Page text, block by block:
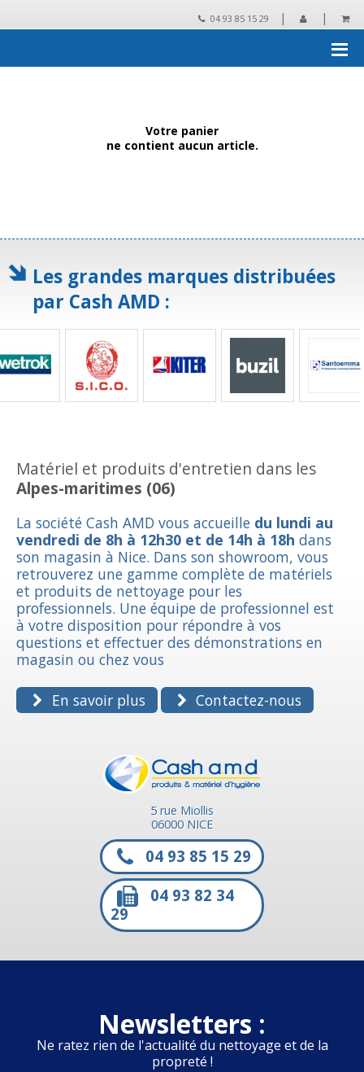
04 93 85 15 29 | |
Votre panier
ne contient aucun article.
Les grandes marques distribuées
par Cash AMD :
Matériel et produits d'entretien dans les
Alpes-maritimes (06)
La société Cash AMD vous accueille du lundi au
vendredi de 8h à 12h30 et de 14h à 18h dans
son magasin à Nice. Dans son showroom, vous
retrouverez une gamme complète de matériels
et produits de nettoyage pour les
professionnels. Une équipe de professionnel est
à votre disposition pour répondre à vos
questions et effectuer des démonstrations en
magasin ou chez vous
En savoir plus Contactez-nous
5 rue Miollis
06000 NICE
04 93 85 15 29
04 93 82 34
29
Newsletters :
Ne ratez rien de l'actualité du nettoyage et de la
propreté !